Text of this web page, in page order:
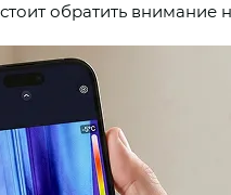
обратить